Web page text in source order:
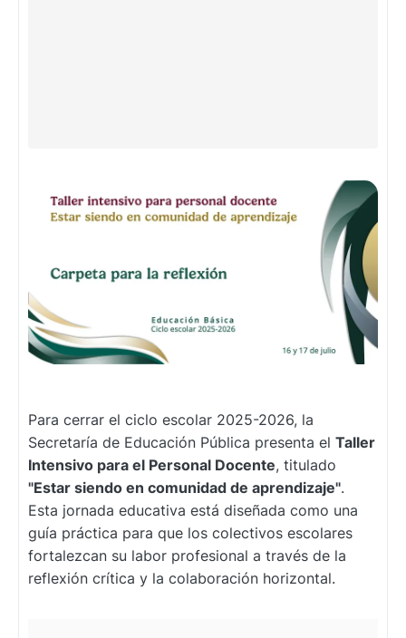
Para cerrar el ciclo escolar 2025-2026, la
Secretaría de Educación Pública presenta el Taller
Intensivo para el Personal Docente, titulado
"Estar siendo en comunidad de aprendizaje".
Esta jornada educativa está diseñada como una
guía práctica para que los colectivos escolares
fortalezcan su labor profesional a través de la
reflexión crítica y la colaboración horizontal.